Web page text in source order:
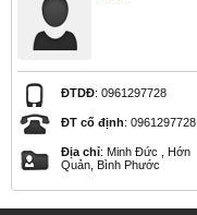
ĐTDĐ: 0961297728
ĐT cố định: 0961297728
Địa chỉ: Minh Đức , Hớn
Quản, Bình Phước